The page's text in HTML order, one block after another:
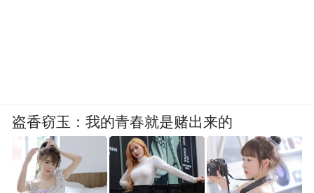
盗香窃玉：我的青春就是赌出来的